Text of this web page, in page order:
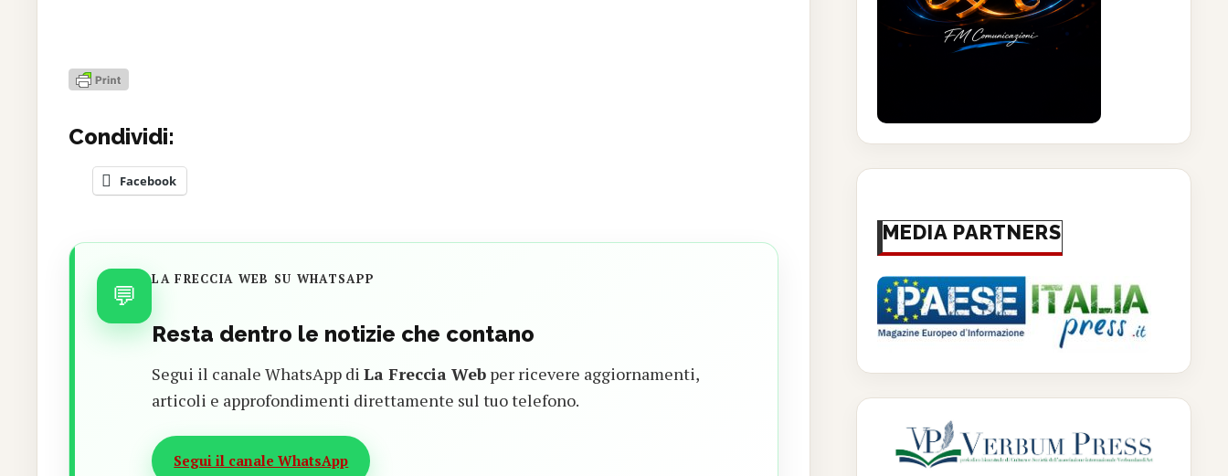
Condividi:
Facebook
💬 LA FRECCIA WEB SU WHATSAPP
Resta dentro le notizie che contano
Segui il canale WhatsApp diLa Freccia Web per ricevere aggiornamenti,
articoli e approfondimenti direttamente sul tuo telefono.
Segui il canale WhatsApp
MEDIA PARTNERS